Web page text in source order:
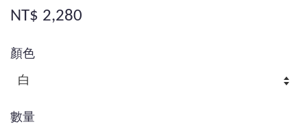
NT$ 2,280
顏色
數量